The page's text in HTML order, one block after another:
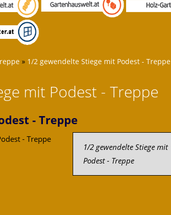
» 1/2 gewendelte Stiege mit Podest - Treppe
mit Podest - Treppe
- Treppe
1/2 gewendelte Stiege mit
Podest - Treppe
- Treppe